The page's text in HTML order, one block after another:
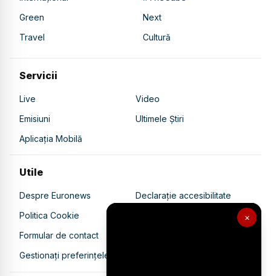
×
Green
Next
Travel
Cultură
Servicii
Live
Video
Emisiuni
Ultimele Știri
Aplicația Mobilă
Utile
Despre Euronews
Declarație accesibilitate
Politica Cookie
Politica de confidențialitate
Formular de contact
Gestionați preferințele